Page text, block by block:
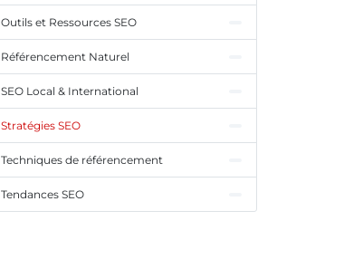
Outils et Ressources SEO
Référencement Naturel
SEO Local & International
Stratégies SEO
Techniques de référencement
Tendances SEO